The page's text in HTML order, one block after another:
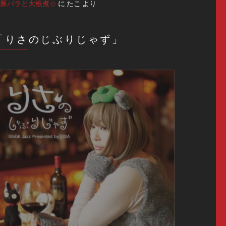
バラと大根煮☆ に たこ より
りさのじぶりじゃず」